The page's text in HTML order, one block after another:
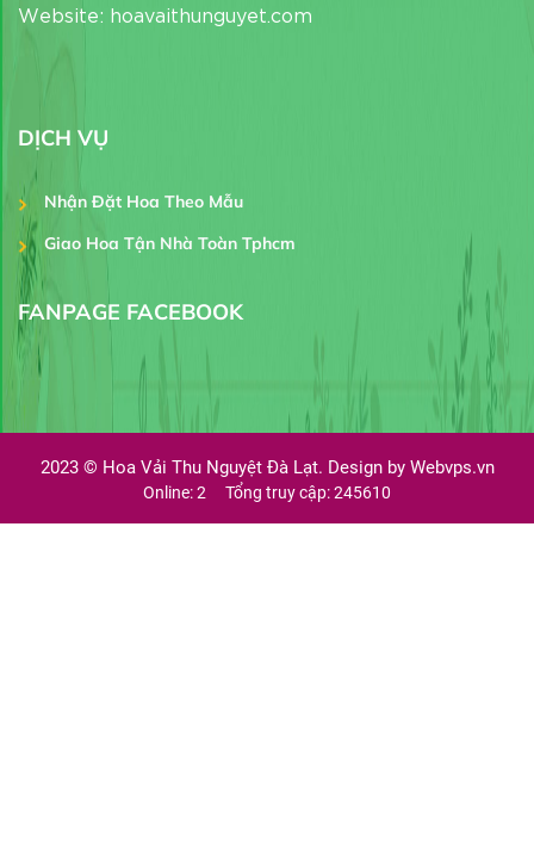
Website: hoavaithunguyet.com
DỊCH VỤ
Nhận Đặt Hoa Theo Mẫu
Giao Hoa Tận Nhà Toàn Tphcm
FANPAGE FACEBOOK
2023 © Hoa Vải Thu Nguyệt Đà Lạt. Design by Webvps.vn
Online: 2 Tổng truy cập: 245610